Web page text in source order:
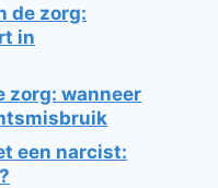
de zorg:
in
zorg: wanneer
een narcist: